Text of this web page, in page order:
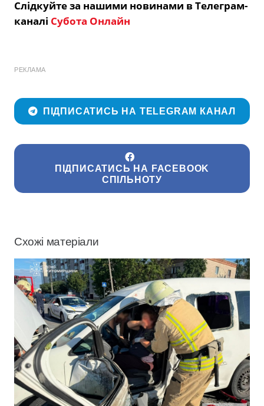
Слідкуйте за нашими новинами в Телеграм-
каналі Субота Онлайн
РЕКЛАМА
ПІДПИСАТИСЬ НА TELEGRAM КАНАЛ
ПІДПИСАТИСЬ НА FACEBOOK
СПІЛЬНОТУ
Схожі матеріали